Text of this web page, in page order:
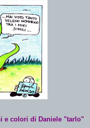
e colori di Daniele "tarlo"